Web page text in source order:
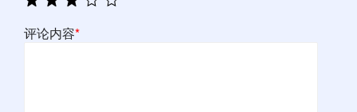
评论内容*